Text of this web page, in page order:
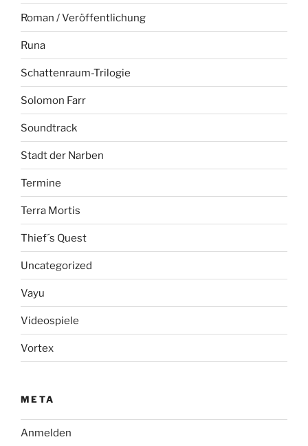
Roman / Veröffentlichung
Runa
Schattenraum-Trilogie
Solomon Farr
Soundtrack
Stadt der Narben
Termine
Terra Mortis
Thief´s Quest
Uncategorized
Vayu
Videospiele
Vortex
META
Anmelden